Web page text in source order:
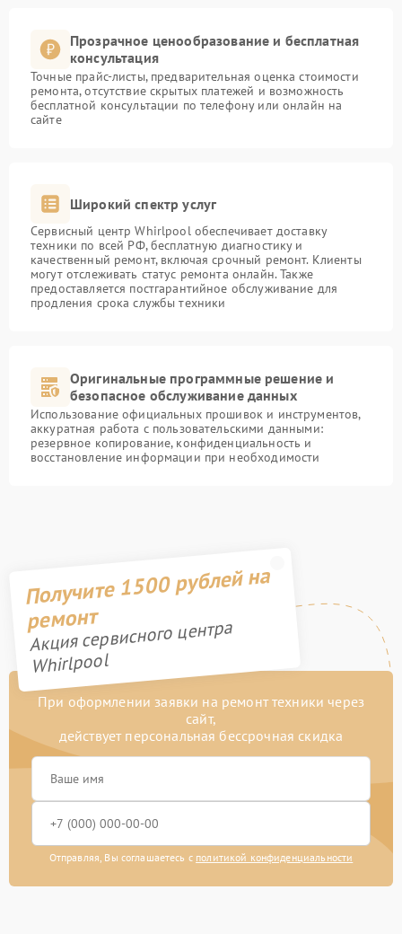
Прозрачное ценообразование и бесплатная
консультация
Точные прайс-листы, предварительная оценка стоимости
ремонта, отсутствие скрытых платежей и возможность
бесплатной консультации по телефону или онлайн на
сайте
Широкий спектр услуг
Сервисный центр Whirlpool обеспечивает доставку
техники по всей РФ, бесплатную диагностику и
качественный ремонт, включая срочный ремонт. Клиенты
могут отслеживать статус ремонта онлайн. Также
предоставляется постгарантийное обслуживание для
продления срока службы техники
Оригинальные программные решение и
безопасное обслуживание данных
Использование официальных прошивок и инструментов,
аккуратная работа с пользовательскими данными:
резервное копирование, конфиденциальность и
восстановление информации при необходимости
Получите 1500 рублей на
ремонт
Акция сервисного центра
Whirlpool
При оформлении заявки на ремонт техники через
сайт,
действует персональная бессрочная скидка
Отправляя, Вы соглашаетесь с политикой конфиденциальности